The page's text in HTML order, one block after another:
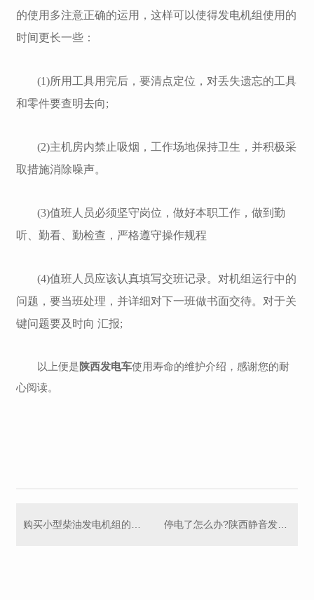
的使用多注意正确的运用，这样可以使得发电机组使用的
时间更长一些：
(1)所用工具用完后，要清点定位，对丢失遗忘的工具
和零件要查明去向;
(2)主机房内禁止吸烟，工作场地保持卫生，并积极采
取措施消除噪声。
(3)值班人员必须坚守岗位，做好本职工作，做到勤
听、勤看、勤检查，严格遵守操作规程
(4)值班人员应该认真填写交班记录。对机组运行中的
问题，要当班处理，并详细对下一班做书面交待。对于关
键问题要及时向 汇报;
以上便是陕西发电车使用寿命的维护介绍，感谢您的耐
心阅读。